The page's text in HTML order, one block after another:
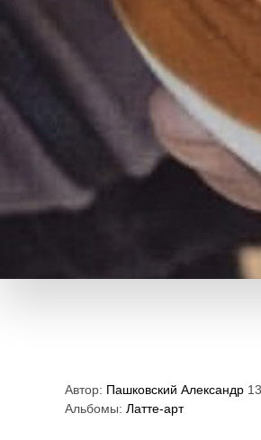
Автор: Пашковский Александр
Альбомы: Латте-арт